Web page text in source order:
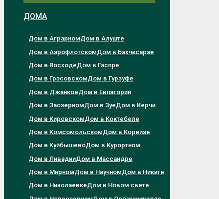
ДОМА
Дом в АграрномДом в Алуште
Дом в АэрофлотскомДом в Бахчисарае
Дом в ВосходеДом в Гаспре
Дом в ГрэсовскомДом в Гурзуфе
Дом в ДжанкоеДом в Евпатории
Дом в ЗаозерномДом в ЗуеДом в Керчи
Дом в КировскомДом в Коктебеле
Дом в КомсомольскомДом в Кореизе
Дом в КуйбышевоДом в Курортном
Дом в ЛивадииДом в Массандре
Дом в МирномДом в НаучномДом в Никите
Дом в НиколаевкеДом в Новом свете